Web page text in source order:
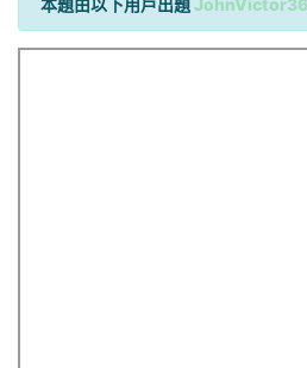
本題由以下用戶出題JohnVictor36